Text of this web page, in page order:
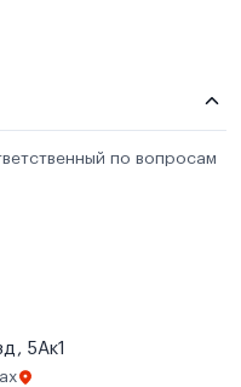
по вопросам
5Ак1